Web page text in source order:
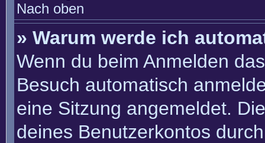
Nach oben
» Warum werde ich
Wenn du beim Anmelden
Besuch automatisch
eine Sitzung angemeldet.
deines Benutzerkontos